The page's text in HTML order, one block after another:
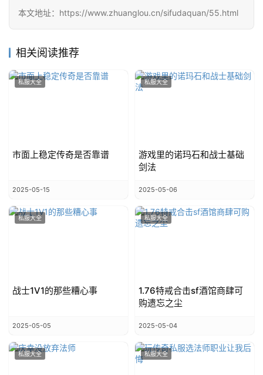
本文地址：https://www.zhuanglou.cn/sifudaquan/55.html
相关阅读推荐
私服大全
市面上稳定传奇是否靠谱
2025-05-15
私服大全
游戏里的诺玛石和战士基础
剑法
2025-05-06
私服大全
战士1V1的那些糟心事
2025-05-05
私服大全
1.76特戒合击sf酒馆商肆可
购遗忘之尘
2025-05-04
私服大全 私服大全